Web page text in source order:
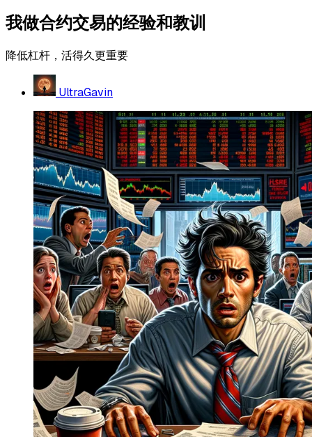
我做合约交易的经验和教训
降低杠杆，活得久更重要
UltraGavin